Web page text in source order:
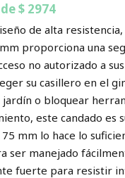
$ 2974
de alta
proporciona una
no autorizado a
su casillero en el
o bloquear
este candado es
75 mm lo hace lo
ser manejado
fuerte para resistir